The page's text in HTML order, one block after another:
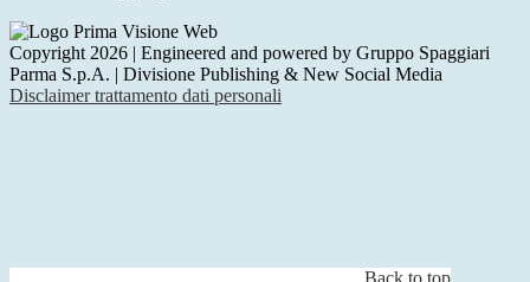
Copyright 2026 | Engineered and powered by Gruppo Spaggiari
Parma S.p.A. | Divisione Publishing & New Social Media
Disclaimer trattamento dati personali